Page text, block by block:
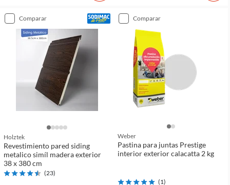
comparar
Holztek
Revestimiento pared siding
metalico simíl madera exterior
38 x 380 cm
(23)
comparar
Weber
Pastina para juntas Prestige
interior exterior calacatta 2 kg
(1)